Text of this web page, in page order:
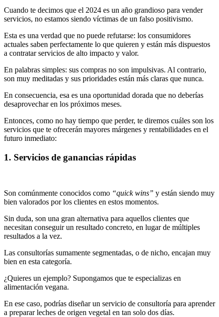
Cuando te decimos que el 2024 es un año grandioso para vender
servicios, no estamos siendo víctimas de un falso positivismo.
Esta es una verdad que no puede refutarse: los consumidores
actuales saben perfectamente lo que quieren y están más dispuestos
a contratar servicios de alto impacto y valor.
En palabras simples: sus compras no son impulsivas. Al contrario,
son muy meditadas y sus prioridades están más claras que nunca.
En consecuencia, esa es una oportunidad dorada que no deberías
desaprovechar en los próximos meses.
Entonces, como no hay tiempo que perder, te diremos cuáles son los
servicios que te ofrecerán mayores márgenes y rentabilidades en el
futuro inmediato:
1. Servicios de ganancias rápidas
Son comúnmente conocidos como “quick wins” y están siendo muy
bien valorados por los clientes en estos momentos.
Sin duda, son una gran alternativa para aquellos clientes que
necesitan conseguir un resultado concreto, en lugar de múltiples
resultados a la vez.
Las consultorías sumamente segmentadas, o de nicho, encajan muy
bien en esta categoría.
¿Quieres un ejemplo? Supongamos que te especializas en
alimentación vegana.
En ese caso, podrías diseñar un servicio de consultoría para aprender
a preparar leches de origen vegetal en tan solo dos días.